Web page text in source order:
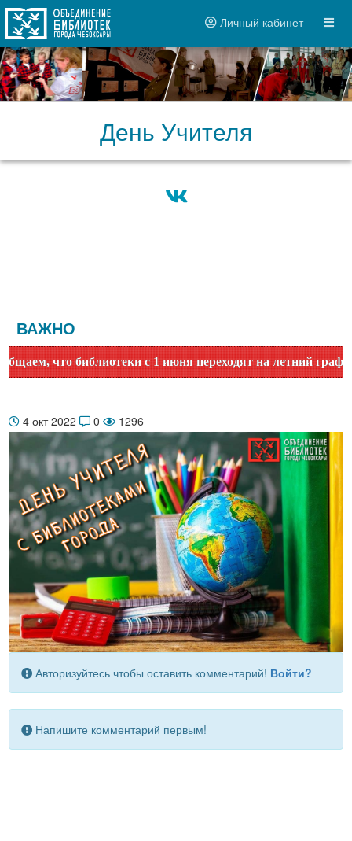
Личный кабинет
День Учителя
ВАЖНО
что библиотеки с 1 июня переходят на летний график
4 окт 2022 0 1296
Авторизуйтесь чтобы оставить комментарий! Войти?
Напишите комментарий первым!